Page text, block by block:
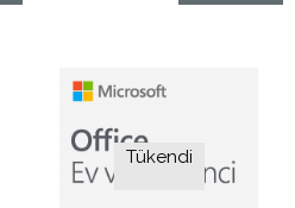
Tükendi